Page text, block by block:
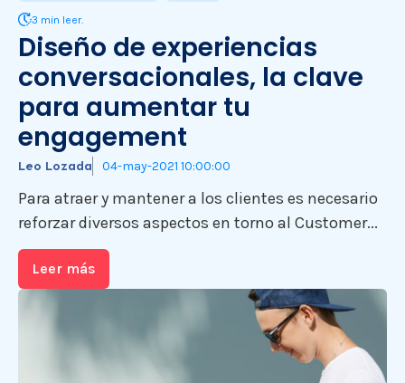
3 min leer.
Diseño de experiencias
conversacionales, la clave
para aumentar tu
engagement
Leo Lozada 04-may-2021 10:00:00
Para atraer y mantener a los clientes es necesario
reforzar diversos aspectos en torno al Customer...
Leer más